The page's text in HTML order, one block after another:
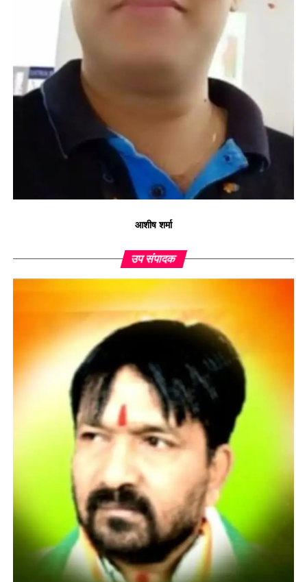
आशीष शर्मा
उप संपादक